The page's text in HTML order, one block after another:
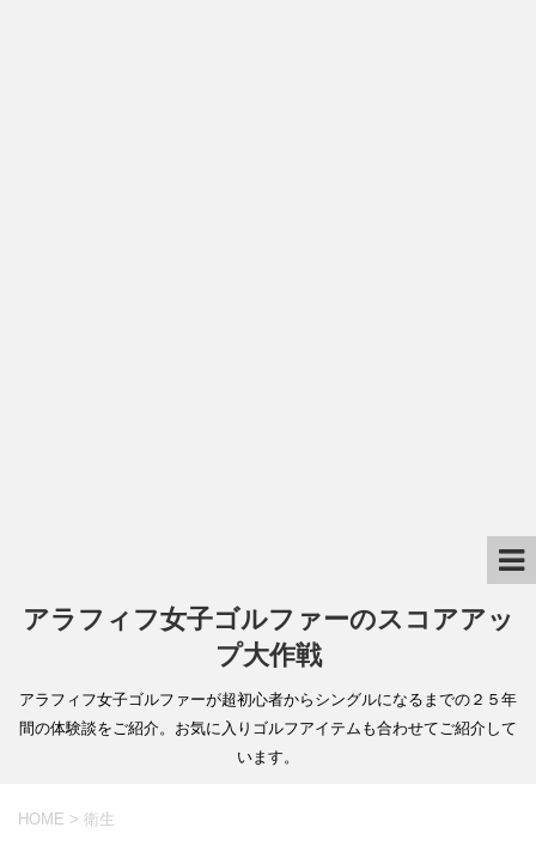
アラフィフ女子ゴルファーのスコアアッ
プ大作戦
アラフィフ女子ゴルファーが超初心者からシングルになるまでの２５年
間の体験談をご紹介。お気に入りゴルフアイテムも合わせてご紹介して
います。
HOME > 衛生